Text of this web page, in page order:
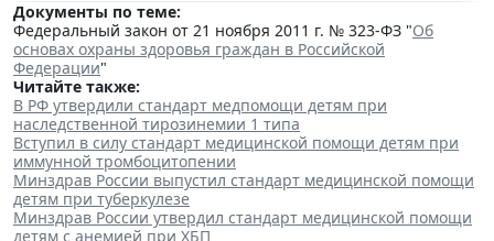
Документы по теме:
Федеральный закон от 21 ноября 2011 г. № 323-ФЗ "Об
основах охраны здоровья граждан в Российской
Федерации"
Читайте также:
В РФ утвердили стандарт медпомощи детям при
наследственной тирозинемии 1 типа
Вступил в силу стандарт медицинской помощи детям при
иммунной тромбоцитопении
Минздрав России выпустил стандарт медицинской помощи
детям при туберкулезе
Минздрав России утвердил стандарт медицинской помощи
детям с анемией при ХБП